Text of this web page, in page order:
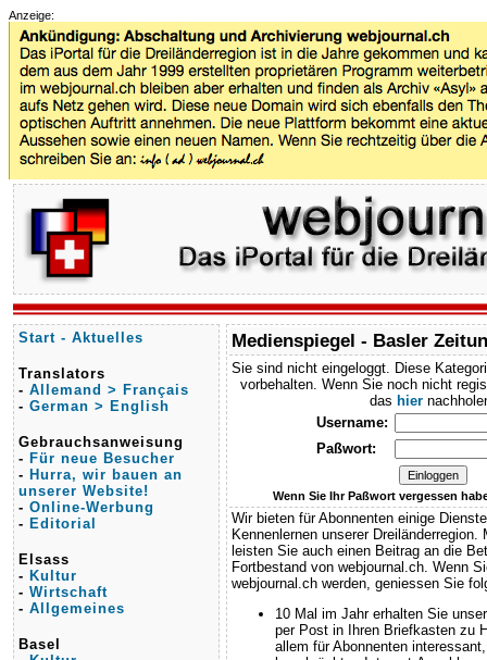
Anzeige:
Start - Aktuelles
Translators
- Allemand > Français
- German > English
Gebrauchsanweisung
- Für neue Besucher
- Hurra, wir bauen an
unserer Website!
- Online-Werbung
- Editorial
Elsass
- Kultur
- Wirtschaft
- Allgemeines
Basel
Medienspiegel - Basler
Sie sind nicht eingeloggt. Diese
vorbehalten. Wenn Sie noch nicht
das hier
Username:
Paßwort:
Wenn Sie Ihr Paßwort vergessen
Wir bieten für Abonnenten einige
Kennenlernen unserer Dreiländerregion.
leisten Sie auch einen Beitrag an die
Fortbestand von webjournal.ch. Wenn
webjournal.ch werden, geniessen Sie
10 Mal im Jahr erhalten Sie
per Post in Ihren Briefkasten zu
allem für Abonnenten